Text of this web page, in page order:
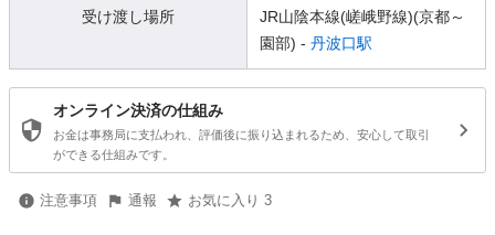
受け渡し場所
JR山陰本線(嵯峨野線)(京都～
園部) - 丹波口駅
オンライン決済の仕組み
お金は事務局に支払われ、評価後に振り込まれるため、安心して取引
ができる仕組みです。
注意事項 通報 お気に入り 3